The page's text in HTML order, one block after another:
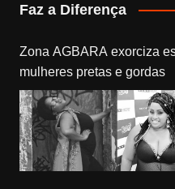
Faz a Diferença
Zona AGBARA exorciza
mulheres pretas e gordas